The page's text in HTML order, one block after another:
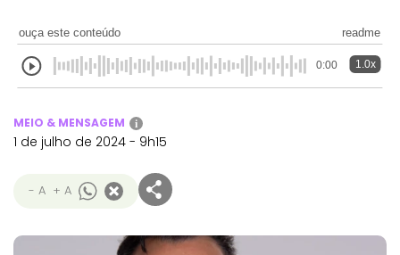
ouça este conteúdo readme
0:00 1.0x
MEIO & MENSAGEM i
1 de julho de 2024 - 9h15
- A + A